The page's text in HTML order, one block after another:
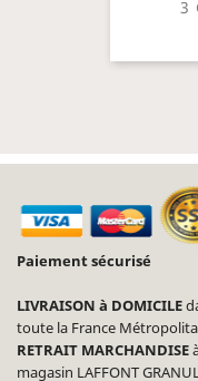
3
Paiement sécurisé
LIVRAISON à DOMICILE
toute la France
RETRAIT MARCHANDISE
magasin LAFFONT